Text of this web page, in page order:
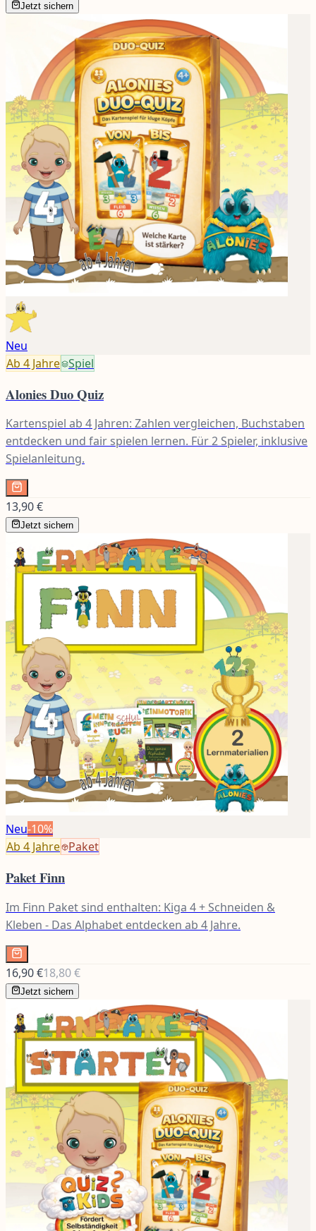
Jetzt sichern
Neu
Ab 4 Jahre Spiel
Alonies Duo Quiz
Kartenspiel ab 4 Jahren: Zahlen vergleichen, Buchstaben
entdecken und fair spielen lernen. Für 2 Spieler, inklusive
Spielanleitung.
13,90 €
Jetzt sichern
Neu-10%
Ab 4 Jahre Paket
Paket Finn
Im Finn Paket sind enthalten: Kiga 4 + Schneiden &
Kleben - Das Alphabet entdecken ab 4 Jahre.
16,90 €18,80 €
Jetzt sichern